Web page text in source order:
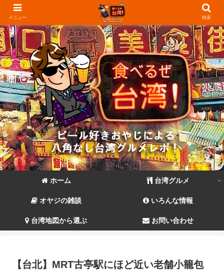
ホーム 台湾グルメ
オヤジの雑談 いろんな情報
台湾地図から選ぶ お問い合わせ
【台北】MRT古亭駅にほど近い老舗小籠包
メニュー 検索